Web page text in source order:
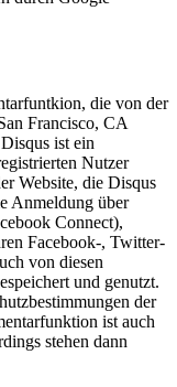
die von der
Francisco, CA
ist ein
Nutzer
Website, die Disqus
Anmeldung über
Connect),
Facebook-, Twitter-
von diesen
und genutzt.
der
ist auch
stehen dann